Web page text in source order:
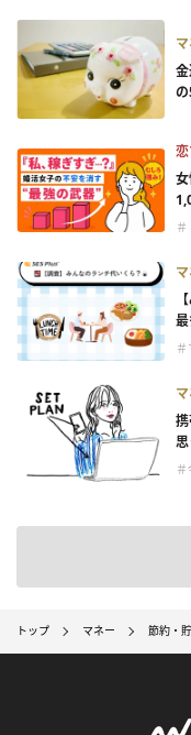
トップ マネー 節約・